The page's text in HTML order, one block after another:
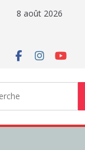
8 août 2026